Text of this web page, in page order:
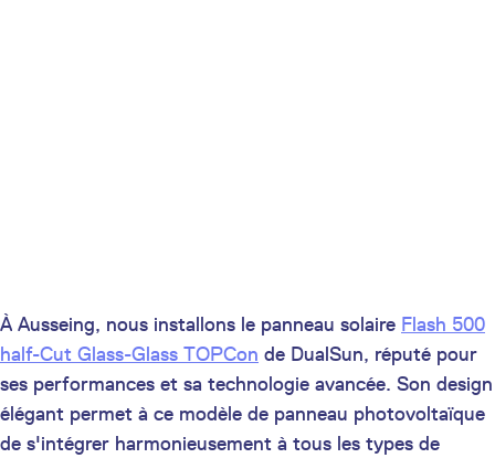
À Ausseing, nous installons le panneau solaire Flash 500
half-Cut Glass-Glass TOPCon de DualSun, réputé pour
ses performances et sa technologie avancée. Son design
élégant permet à ce modèle de panneau photovoltaïque
de s'intégrer harmonieusement à tous les types de